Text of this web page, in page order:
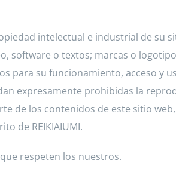
intelectual e industrial de su
software o textos; marcas o
para su funcionamiento, acceso y
expresamente prohibidas la
de los contenidos de este sitio
de REIKIAIUMI.
respeten los nuestros.